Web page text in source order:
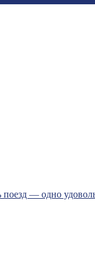
— одно